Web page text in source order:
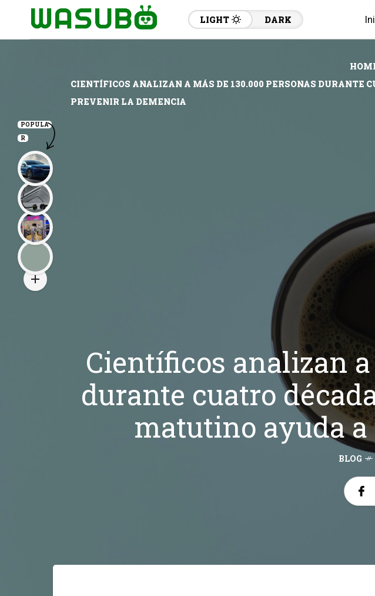
LIGHT DARK
CIENTÍFICOS ANALIZAN A MÁS DE 130.000 PERSONAS DURANTE
PREVENIR LA DEMENCIA
Científicos analizan a
durante cuatro
matutino ayuda
BLOG
POPULA
R